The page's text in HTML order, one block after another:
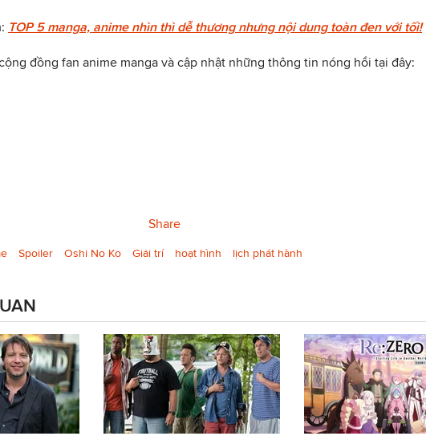
TOP 5 manga, anime nhìn thì dễ thương nhưng nội dung toàn đen với tối!
đồng fan anime manga và cập nhật những thông tin nóng hổi tại đây:
Share
Spoiler Oshi No Ko Giải trí hoạt hình lịch phát hành